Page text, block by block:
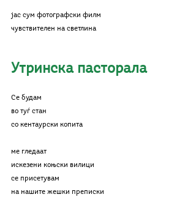
јас сум фотографски филм
чувствителен на светлина
Утринска пасторала
Се будам
во туѓ стан
со кентаурски копита
ме гледаат
искезени коњски вилици
се присетувам
на нашите жешки преписки